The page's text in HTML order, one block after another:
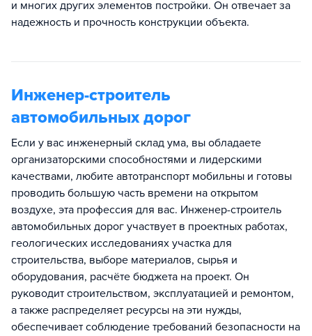
и многих других элементов постройки. Он отвечает за
надежность и прочность конструкции объекта.
Инженер-строитель
автомобильных дорог
Если у вас инженерный склад ума, вы обладаете
организаторскими способностями и лидерскими
качествами, любите автотранспорт мобильны и готовы
проводить большую часть времени на открытом
воздухе, эта профессия для вас. Инженер-строитель
автомобильных дорог участвует в проектных работах,
геологических исследованиях участка для
строительства, выборе материалов, сырья и
оборудования, расчёте бюджета на проект. Он
руководит строительством, эксплуатацией и ремонтом,
а также распределяет ресурсы на эти нужды,
обеспечивает соблюдение требований безопасности на